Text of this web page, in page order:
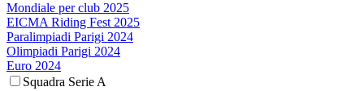
Mondiale per club 2025
EICMA Riding Fest 2025
Paralimpiadi Parigi 2024
Olimpiadi Parigi 2024
Euro 2024
Squadra Serie A